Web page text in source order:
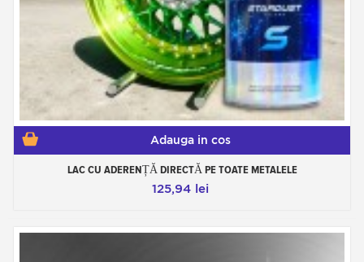
Adauga in cos
LAC CU ADERENȚĂ DIRECTĂ PE TOATE METALELE
125,94 lei